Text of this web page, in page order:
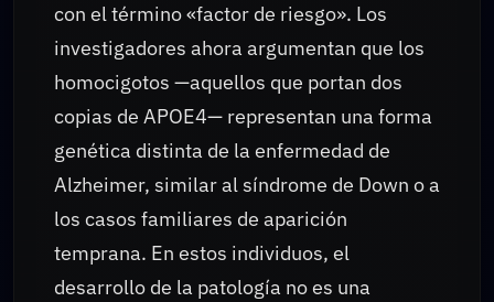
con el término «factor de riesgo». Los
investigadores ahora argumentan que los
homocigotos —aquellos que portan dos
copias de APOE4— representan una forma
genética distinta de la enfermedad de
Alzheimer, similar al síndrome de Down o a
los casos familiares de aparición
temprana. En estos individuos, el
desarrollo de la patología no es una